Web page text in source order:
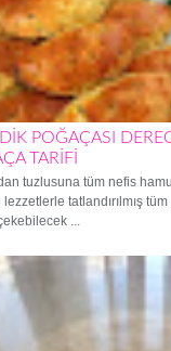
POĞAÇASI
TARİFİ
tuzlusuna tüm nefis
tatlandırılmış tüm
...